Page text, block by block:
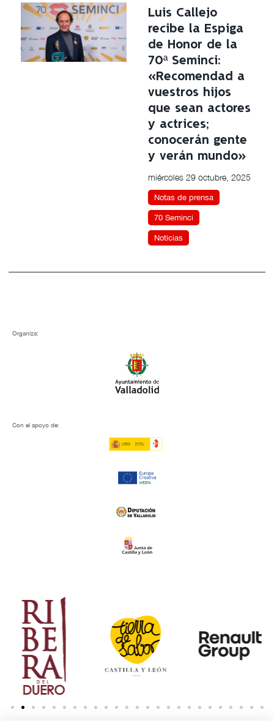
Luis Callejo
recibe la Espiga
de Honor de la
70ª Seminci:
«Recomendad a
vuestros hijos
que sean actores
y actrices;
conocerán gente
y verán mundo»
miércoles 29 octubre, 2025
Notas de prensa
70 Seminci
Noticias
Organiza:
Con el apoyo de: